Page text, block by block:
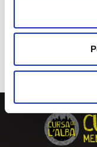
– Llegada
MitjAlba
– Cierre
13:30h– Cierre